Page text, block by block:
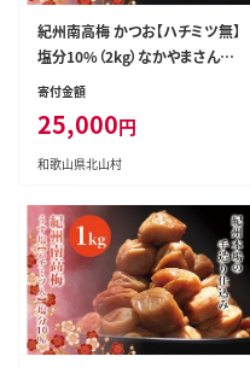
紀州南高梅 かつお【ハチミツ無】
塩分10%（2kg）なかやまさんち
の梅干 うめ ウメ【nky004-220
寄付金額
25,000円
和歌山県北山村